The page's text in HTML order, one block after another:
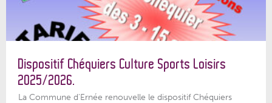
Dispositif Chéquiers Culture Sports Loisirs
2025/2026.
La Commune d'Ernée renouvelle le dispositif Chéquiers